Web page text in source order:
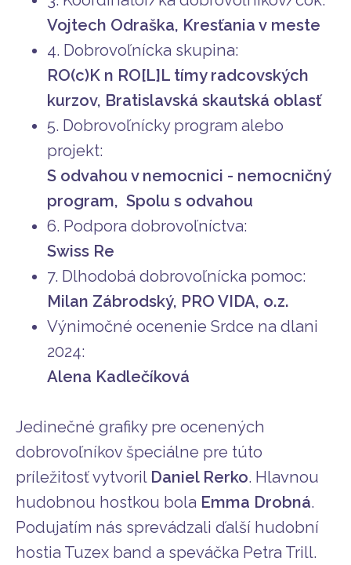
Vojtech Odraška, Kresťania v meste
4. Dobrovoľnícka skupina:
RO(c)K n RO[L]L tímy radcovských
kurzov, Bratislavská skautská oblasť
5. Dobrovoľnícky program alebo
projekt:
S odvahou v nemocnici - nemocničný
program, Spolu s odvahou
6. Podpora dobrovoľníctva:
Swiss Re
7. Dlhodobá dobrovoľnícka pomoc:
Milan Zábrodský, PRO VIDA, o.z.
Výnimočné ocenenie Srdce na dlani
2024:
Alena Kadlečíková
Jedinečné grafiky pre ocenených
dobrovoľníkov špeciálne pre túto
príležitosť vytvoril Daniel Rerko. Hlavnou
hudobnou hostkou bola Emma Drobná.
Podujatím nás sprevádzali ďalší hudobní
hostia Tuzex band a speváčka Petra Trill.